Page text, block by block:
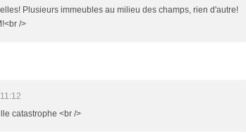
Plusieurs immeubles au milieu des champs, rien d'autre!
/>
catastrophe <br />